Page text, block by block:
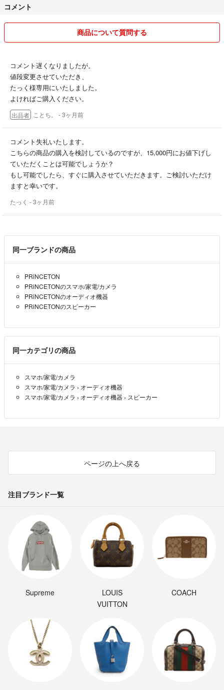
#スピーカー
コメント
商品について質問する
コメント遅くなりましたが。
値段変更させていただき、
たっく様専用にいたしました。
よければご購入ください。
出品者 ことち。 - 3ヶ月前
コメント失礼いたします。
こちらの商品の購入を検討しているのですが、15,000円にお値下げし
ていただくことは可能でしょうか？
もし可能でしたら、すぐに購入させていただきます。ご検討いただけ
ますと幸いです。
たっく - 3ヶ月前
同一ブランドの商品
PRiNCETON
PRiNCETONのスマホ/家電/カメラ
PRiNCETONのオーディオ機器
PRiNCETONのスピーカー
同一カテゴリの商品
スマホ/家電/カメラ
スマホ/家電/カメラ › オーディオ機器
スマホ/家電/カメラ › オーディオ機器 › スピーカー
ページの上へ戻る
注目ブランド一覧
Supreme
LOUIS
VUITTON
COACH